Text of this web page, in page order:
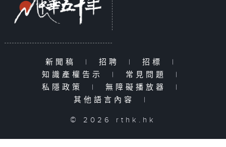
新聞稿 | 招聘 | 招標
|
知識產權告示
| 常見問題
|
私隱政策
| 無障礙播放器
|
其他語言內容
|
© 2026 rthk.hk